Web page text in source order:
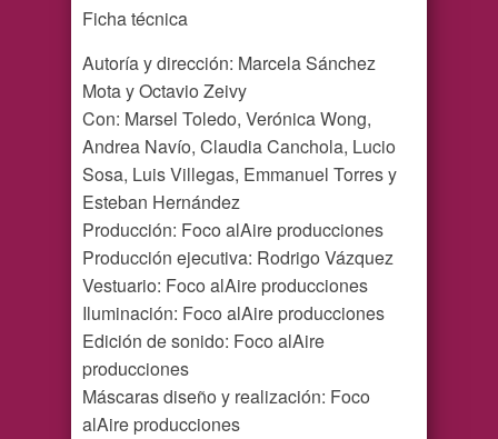
Ficha técnica
Autoría y dirección: Marcela Sánchez
Mota y Octavio Zeivy
Con: Marsel Toledo, Verónica Wong,
Andrea Navío, Claudia Canchola, Lucio
Sosa, Luis Villegas, Emmanuel Torres y
Esteban Hernández
Producción: Foco alAire producciones
Producción ejecutiva: Rodrigo Vázquez
Vestuario: Foco alAire producciones
Iluminación: Foco alAire producciones
Edición de sonido: Foco alAire
producciones
Máscaras diseño y realización: Foco
alAire producciones